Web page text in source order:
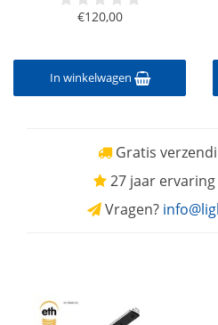
€120,00
In winkelwagen
Gratis
27 jaar
Vragen?